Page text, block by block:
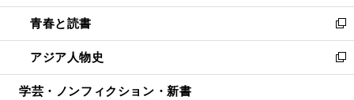
ウ
で
開
く
ン
ド
ウ
で
開
ウ
ィ
ン
ド
ウ
し
い
ウ
ィ
ン
青春と読書
新
し
い
ウ
アジア人物史
新
し
学芸・ノンフィクション・新書